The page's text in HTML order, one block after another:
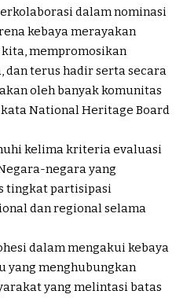
dalam nominasi
kebaya merayakan
mempromosikan
dan terus hadir serta secara
oleh banyak komunitas
kata National Heritage Board
kelima kriteria evaluasi
negara yang
tingkat partisipasi
dan regional selama
dalam mengakui kebaya
yang menghubungkan
yang melintasi batas